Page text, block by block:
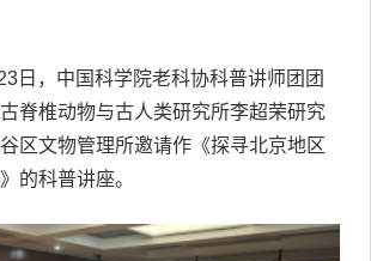
日，中国科学院老科协科普讲师团团
脊椎动物与古人类研究所李超荣研究
区文物管理所邀请作《探寻北京地区
的科普讲座。